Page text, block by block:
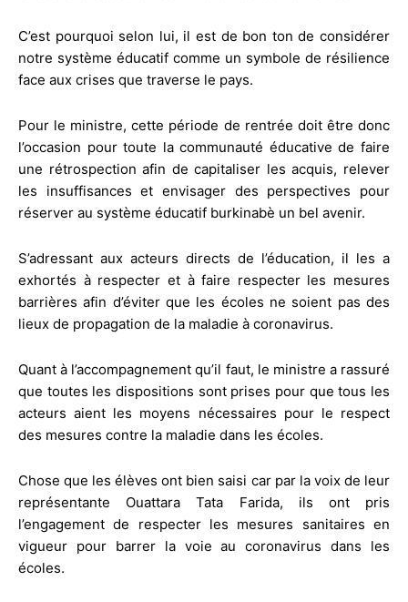
C’est pourquoi selon lui, il est de bon ton de considérer
notre système éducatif comme un symbole de résilience
face aux crises que traverse le pays.
Pour le ministre, cette période de rentrée doit être donc
l’occasion pour toute la communauté éducative de faire
une rétrospection afin de capitaliser les acquis, relever
les insuffisances et envisager des perspectives pour
réserver au système éducatif burkinabè un bel avenir.
S’adressant aux acteurs directs de l’éducation, il les a
exhortés à respecter et à faire respecter les mesures
barrières afin d’éviter que les écoles ne soient pas des
lieux de propagation de la maladie à coronavirus.
Quant à l’accompagnement qu’il faut, le ministre a rassuré
que toutes les dispositions sont prises pour que tous les
acteurs aient les moyens nécessaires pour le respect
des mesures contre la maladie dans les écoles.
Chose que les élèves ont bien saisi car par la voix de leur
représentante Ouattara Tata Farida, ils ont pris
l’engagement de respecter les mesures sanitaires en
vigueur pour barrer la voie au coronavirus dans les
écoles.